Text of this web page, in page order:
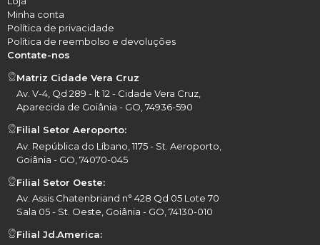
Minha conta
Política de privacidade
Política de reembolso e devoluções
Contate-nos
Matriz Cidade Vera Cruz
Av. V-4, Qd 289 - lt 12 - Cidade Vera Cruz,
Aparecida de Goiânia - GO, 74936-590
Filial Setor Aeroporto:
Av. República do Líbano, 1175 - St. Aeroporto,
Goiânia - GO, 74070-045
Filial Setor Oeste:
Av. Assis Chatenbriand n° 428 Qd 05 Lote 70
Sala 05 - St. Oeste, Goiânia - GO, 74130-010
Filial Jd.America: